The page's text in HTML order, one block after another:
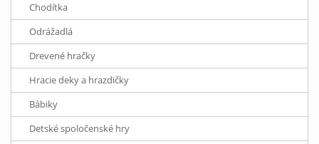
Chodítka
Odrážadlá
Drevené hračky
Hracie deky a hrazdičky
Bábiky
Detské spoločenské hry